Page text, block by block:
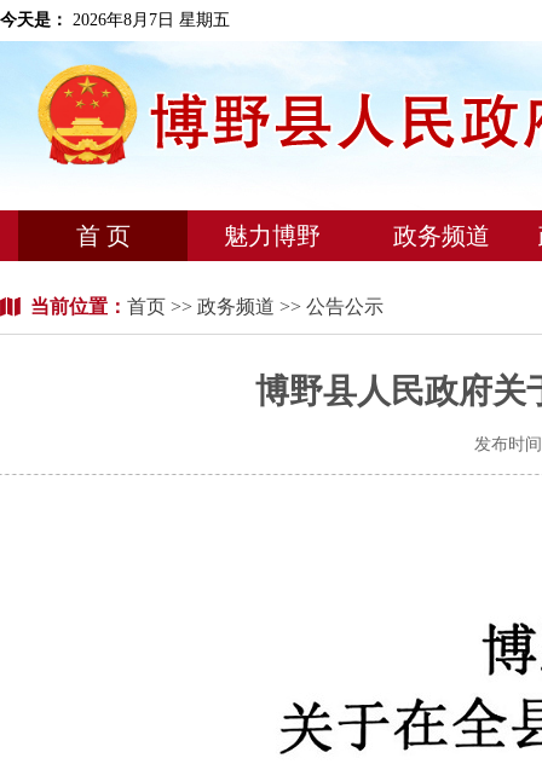
今天是： 2026年8月7日 星期五
首 页 魅力博野 政务频道
当前位置： 首页 >> 政务频道 >> 公告公示
博野县人民政府关
发布时